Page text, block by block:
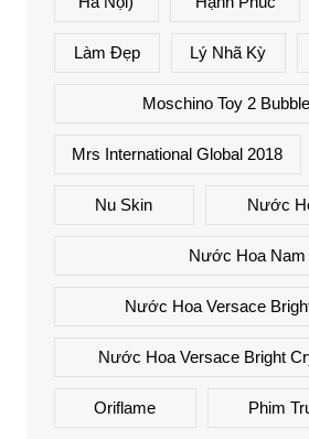
Làm Đẹp Lý Nhã Kỳ
Moschino Toy 2
Mrs International Global 2018
Nu Skin Nước
Nước Hoa Nam
Nước Hoa Versace
Nước Hoa Versace Bright
Oriflame Phim